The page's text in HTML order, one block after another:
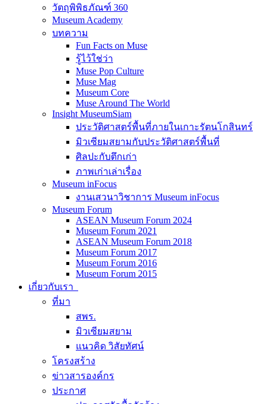
วัตถุพิพิธภัณฑ์ 360
Museum Academy
บทความ
Fun Facts on Muse
รู้ไว้ใช่ว่า
Muse Pop Culture
Muse Mag
Museum Core
Muse Around The World
Insight MuseumSiam
ประวัติศาสตร์พื้นที่ภายในเกาะรัตนโกสินทร์
มิวเซียมสยามกับประวัติศาสตร์พื้นที่
ศิลปะกับตึกเก่า
ภาพเก่าเล่าเรื่อง
Museum inFocus
งานเสวนาวิชาการ Museum inFocus
Museum Forum
ASEAN Museum Forum 2024
Museum Forum 2021
ASEAN Museum Forum 2018
Museum Forum 2017
Museum Forum 2016
Museum Forum 2015
เกี่ยวกับเรา
ที่มา
สพร.
มิวเซียมสยาม
แนวคิด วิสัยทัศน์
โครงสร้าง
ข่าวสารองค์กร
ประกาศ